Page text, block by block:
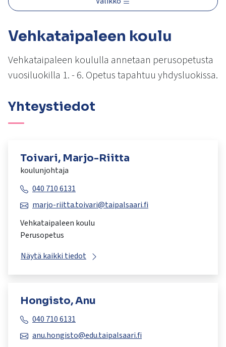
kosketus-
pyyhkäisyliikkeitä.
Vehkataipaleen koulu
Vehkataipaleen koululla annetaan perusopetusta
vuosiluokilla 1. - 6. Opetus tapahtuu yhdysluokissa.
Yhteystiedot
Toivari, Marjo-Riitta
koulunjohtaja
040 710 6131
marjo-riitta.toivari@taipalsaari.fi
Vehkataipaleen koulu
Perusopetus
Näytä kaikki tiedot
Hongisto, Anu
040 710 6131
anu.hongisto@edu.taipalsaari.fi